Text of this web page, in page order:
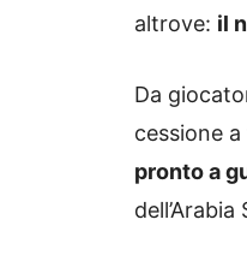
altrove: il
Da
cessione
pronto a